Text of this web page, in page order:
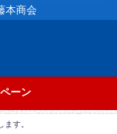
本商会
ーン
ます。